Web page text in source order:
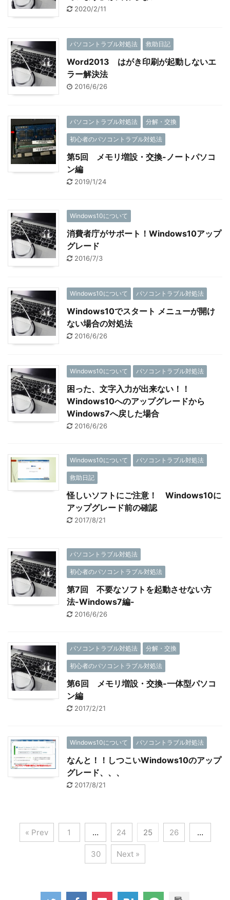
2020/2/11
パソコントラブル対処法 救助日記
Word2013 はがき印刷が起動しないエ
ラー解決法
2016/6/26
パソコントラブル対処法 分解・交換
初心者のパソコントラブル対処法
第5回 メモリ増設・交換-ノートパソコ
ン編
2019/1/24
Windows10について
消費者庁がサポート！Windows10アップ
グレード
2016/7/3
Windows10について パソコントラブル対処法
Windows10でスタート メニューが開け
ない場合の対処法
2016/6/26
Windows10について パソコントラブル対処法
困った、文字入力が出来ない！！
Windows10へのアップグレードから
Windows7へ戻した場合
2016/6/26
Windows10について パソコントラブル対処法
救助日記
怪しいソフトにご注意！ Windows10に
アップグレード前の確認
2017/8/21
パソコントラブル対処法
初心者のパソコントラブル対処法
第7回 不要なソフトを起動させない方
法-Windows7編-
2016/6/26
パソコントラブル対処法 分解・交換
初心者のパソコントラブル対処法
第6回 メモリ増設・交換-一体型パソコ
ン編
2017/2/21
Windows10について パソコントラブル対処法
なんと！！しつこいWindows10のアップ
グレード、、、
2017/8/21
« Prev 1 … 24 25 26 …
30 Next »